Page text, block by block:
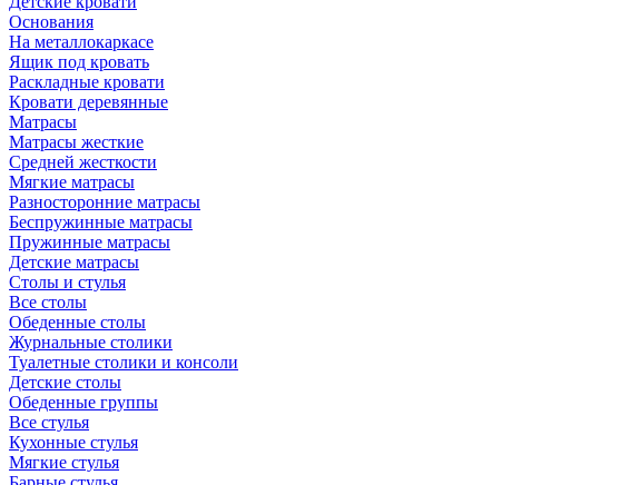
Основания
На металлокаркасе
Ящик под кровать
Раскладные кровати
Кровати деревянные
Матрасы
Матрасы жесткие
Средней жесткости
Мягкие матрасы
Разносторонние матрасы
Беспружинные матрасы
Пружинные матрасы
Детские матрасы
Столы и стулья
Все столы
Обеденные столы
Журнальные столики
Туалетные столики и консоли
Детские столы
Обеденные группы
Все стулья
Кухонные стулья
Мягкие стулья